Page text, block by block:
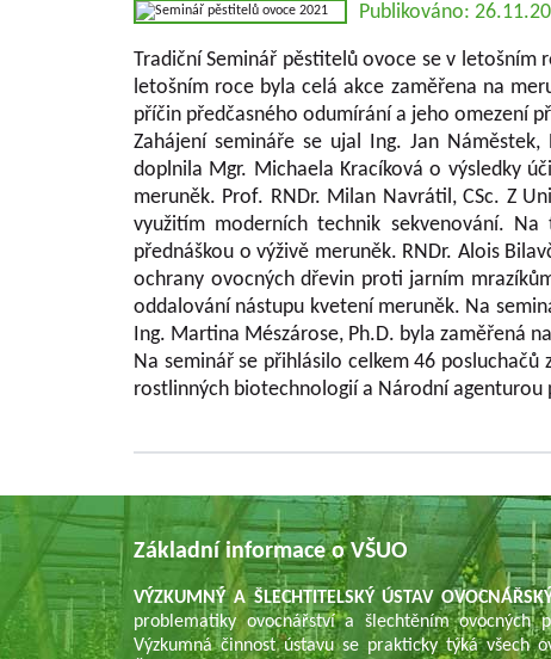
Publikováno:
Tradiční Seminář pěstitelů ovoce se v letošním
letošním roce byla celá akce zaměřena na
příčin předčasného odumírání a jeho omezení
Zahájení semináře se ujal Ing. Jan
doplnila Mgr. Michaela Kracíková o výsledky
meruněk. Prof. RNDr. Milan Navrátil, CSc. Z
využitím moderních technik sekvenování.
přednáškou o výživě meruněk. RNDr. Alois
ochrany ovocných dřevin proti jarním
oddalování nástupu kvetení meruněk. Na
Ing. Martina Mészárose, Ph.D. byla zaměřená
Na seminář se přihlásilo celkem 46
rostlinných biotechnologií a Národní agenturou
Základní informace o VŠUO
VÝZKUMNÝ A ŠLECHTITELSKÝ ÚSTAV
problematiky ovocnářství a šlechtěním ovocných
Výzkumná činnost ústavu se prakticky týká všech